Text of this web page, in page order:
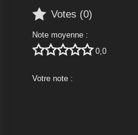
 Votes (0)
Note moyenne :
 0,0
Votre note :